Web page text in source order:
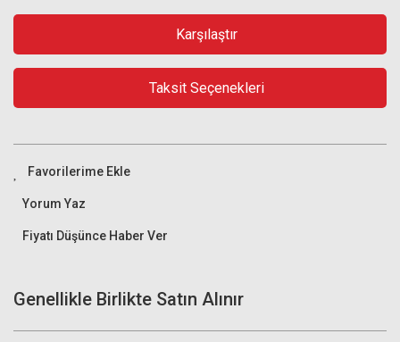
Karşılaştır
Taksit Seçenekleri
Yorum Yaz
Fiyatı Düşünce Haber Ver
Genellikle Birlikte Satın Alınır